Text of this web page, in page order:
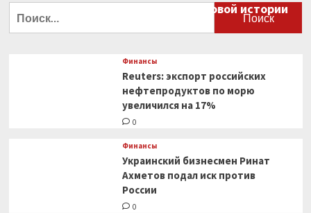
нулевой
изменилась
оформления
таможенной
большой финансовый крах в мировой истории
Финансы
Reuters: экспорт российских
нефтепродуктов по морю
увеличился на 17%
0
Финансы
Украинский бизнесмен Ринат
Ахметов подал иск против
России
0